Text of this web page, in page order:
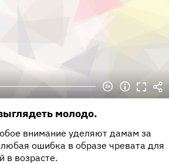
молодо.
внимание уделяют дамам за
ошибка в образе чревата для
в возрасте.